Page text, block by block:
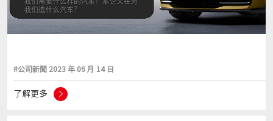
#公司新聞 2023 年 06 月 14 日
了解更多